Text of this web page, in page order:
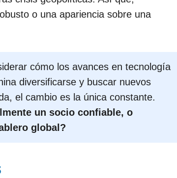
o una apariencia sobre una
cómo los avances en tecnología
diversificarse y buscar nuevos
el cambio es la única constante.
un socio confiable, o
global?